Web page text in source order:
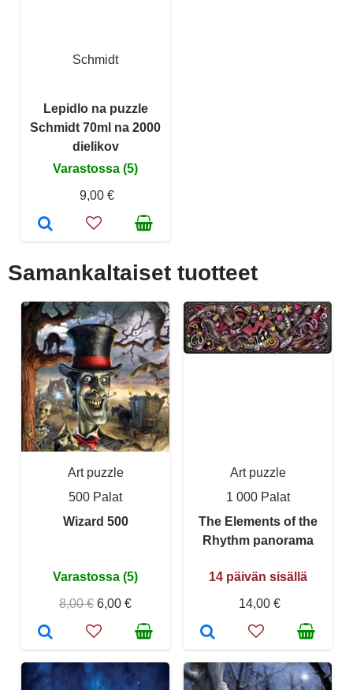
Schmidt
Lepidlo na puzzle
Schmidt 70ml na 2000
dielikov
Varastossa (5)
9,00 €
Samankaltaiset tuotteet
Art puzzle
500 Palat
Wizard 500
Varastossa (5)
8,00 € 6,00 €
Art puzzle
1 000 Palat
The Elements of the
Rhythm panorama
14 päivän sisällä
14,00 €